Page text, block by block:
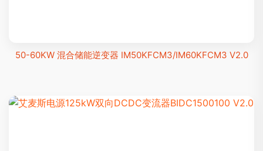
50-60KW 混合储能逆变器 IM50KFCM3/IM60KFCM3 V2.0